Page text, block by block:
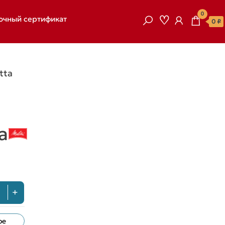
0
0 ₽
сертификат
+